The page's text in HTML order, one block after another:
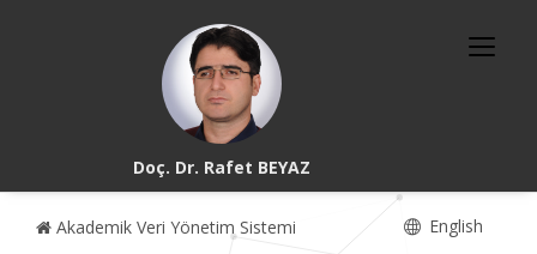
Doç. Dr. Rafet BEYAZ
Akademik Veri Yönetim Sistemi English